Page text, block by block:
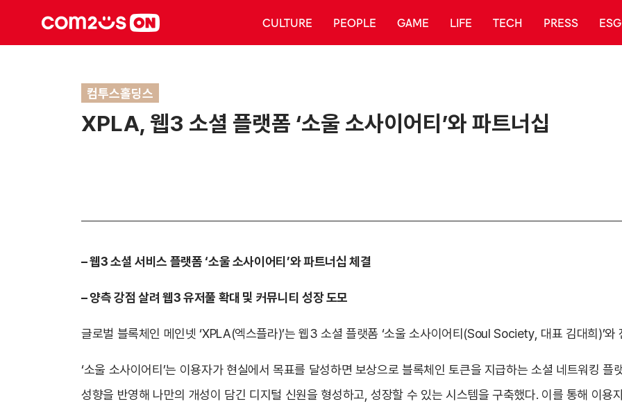
CULTURE PEOPLE GAME LIFE TECH PRESS ESG
컴투스홀딩스
XPLA, 웹3 소셜 플랫폼 ‘소울 소사이어티’와 파트너십
–웹3 소셜 서비스 플랫폼 ‘소울 소사이어티’와 파트너십 체결
–양측 강점 살려 웹3 유저풀 확대 및 커뮤니티 성장 도모
글로벌 블록체인 메인넷 ‘XPLA(엑스플라)’는 웹3 소셜 플랫폼 ‘소울 소사이어티(Soul Society, 대표 김대희)’
‘소울 소사이어티’는 이용자가 현실에서 목표를 달성하면 보상으로 블록체인 토큰을 지급하는 소셜 네트워킹
성향을 반영해 나만의 개성이 담긴 디지털 신원을 형성하고, 성장할 수 있는 시스템을 구축했다. 이를 통해 이용